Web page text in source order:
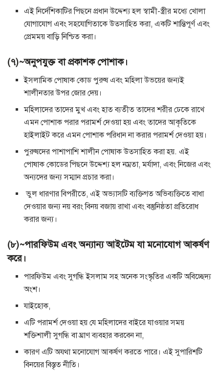
এই নির্দেশিকাটির পিছনে প্রধান উদ্দেশ্য হল স্বামী-স্ত্রীর মধ্যে খোলা
যোগাযোগ এবং সহযোগিতাকে উত্সাহিত করা, একটি শান্তিপূর্ণ এবং
প্রেমময় বাড়ি নিশ্চিত করা।
(৭)~অনুপযুক্ত বা প্রকাশক পোশাক।
ইসলামিক পোষাক কোড পুরুষ এবং মহিলা উভয়ের জন্যই
শালীনতার উপর জোর দেয়।
মহিলাদের তাদের মুখ এবং হাত ব্যতীত তাদের শরীর ঢেকে রাখে
এমন পোশাক পরার পরামর্শ দেওয়া হয় এবং তাদের আকৃতিকে
হাইলাইট করে এমন পোশাক পরিধান না করার পরামর্শ দেওয়া হয়।
পুরুষদের পাশাপাশি শালীন পোষাক উত্সাহিত করা হয়. এই
পোষাক কোডের পিছনে উদ্দেশ্য হল নম্রতা, মর্যাদা, এবং নিজের এবং
অন্যদের জন্য সম্মান প্রচার করা।
ভুল ধারণার বিপরীতে, এই অভ্যাসটি ব্যক্তিগত অভিব্যক্তিতে বাধা
দেওয়ার জন্য নয় বরং বিনয় বজায় রাখা এবং বস্তুনিষ্ঠতা প্রতিরোধ
করার জন্য।
(৮)~পারফিউম এবং অন্যান্য আইটেম যা মনোযোগ আকর্ষণ
করে।
পারফিউম এবং সুগন্ধি ইসলাম সহ অনেক সংস্কৃতির একটি অবিচ্ছেদ্য
অংশ।
যাইহোক,
এটি পরামর্শ দেওয়া হয় যে মহিলাদের বাইরে যাওয়ার সময়
শক্তিশালী সুগন্ধি বা ঘ্রাণ ব্যবহার করবেন না,
কারণ এটি অযথা মনোযোগ আকর্ষণ করতে পারে। এই সুপারিশটি
বিনয়ের বিস্তৃত নীতি।